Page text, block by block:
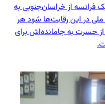
فرانسه از خراسان‌جنوبی به
در این رقابت‌ها شود هر
حسرت به جا‌مانده‌اش برای